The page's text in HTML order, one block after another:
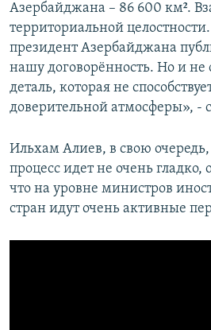
Азербайджана – 86 600 км².
территориальной
президент Азербайджана
нашу договорённость. Но и не
деталь, которая не
доверительной атмосферы», -
Ильхам Алиев, в свою
процесс идет не очень гладко,
что на уровне министров
стран идут очень активные